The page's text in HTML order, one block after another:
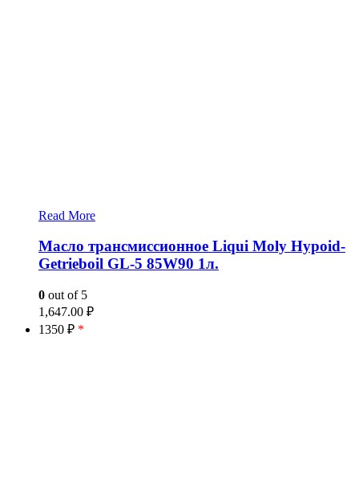
Read More
Масло трансмиссионное Liqui Moly Hypoid-
Getrieboil GL-5 85W90 1л.
0 out of 5
1,647.00 ₽
1350 ₽ *